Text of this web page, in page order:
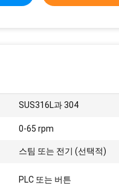
SUS316L과 304
0-65 rpm
스팀 또는 전기 (선택적)
PLC 또는 버튼